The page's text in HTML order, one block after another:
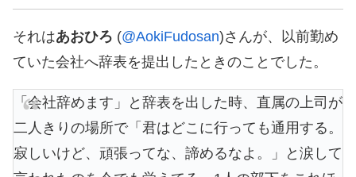
それはあおひろ (@AokiFudosan)さんが、以前勤め
ていた会社へ辞表を提出したときのことでした。
「会社辞めます」と辞表を出した時、直属の上司が
二人きりの場所で「君はどこに行っても通用する。
寂しいけど、頑張ってな、諦めるなよ。」と涙して